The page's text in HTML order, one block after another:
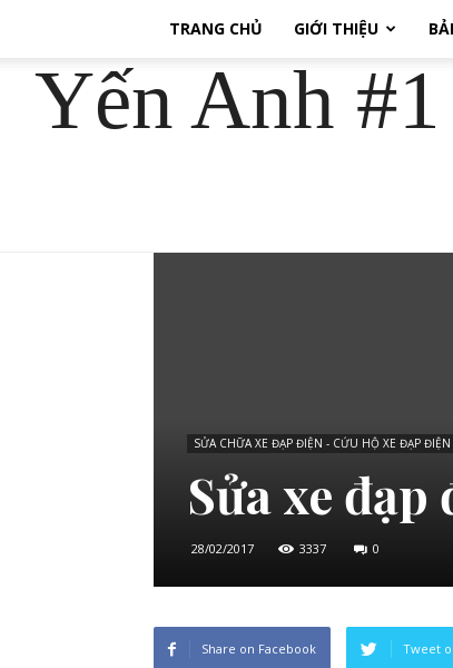
TRANG CHỦ GIỚI THIỆU
Yến Anh
SỬA CHỮA XE ĐẠP ĐIỆN - CỨU HỘ XE ĐẠP ĐIỆN
Sửa xe
28/02/2017 3337 0
Share on Facebook Tweet